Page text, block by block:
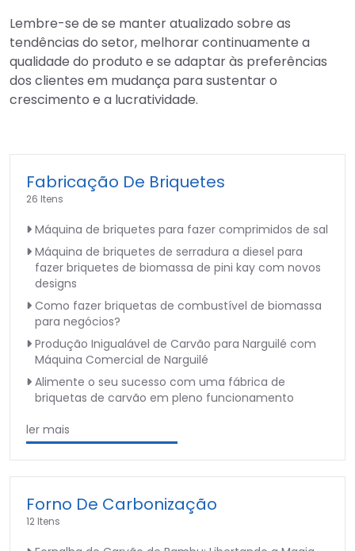
Lembre-se de se manter atualizado sobre as
tendências do setor, melhorar continuamente a
qualidade do produto e se adaptar às preferências
dos clientes em mudança para sustentar o
crescimento e a lucratividade.
Fabricação De Briquetes
26 Itens
Máquina de briquetes para fazer comprimidos de sal
Máquina de briquetes de serradura a diesel para
fazer briquetes de biomassa de pini kay com novos
designs
Como fazer briquetas de combustível de biomassa
para negócios?
Produção Inigualável de Carvão para Narguilé com
Máquina Comercial de Narguilé
Alimente o seu sucesso com uma fábrica de
briquetas de carvão em pleno funcionamento
ler mais
Forno De Carbonização
12 Itens